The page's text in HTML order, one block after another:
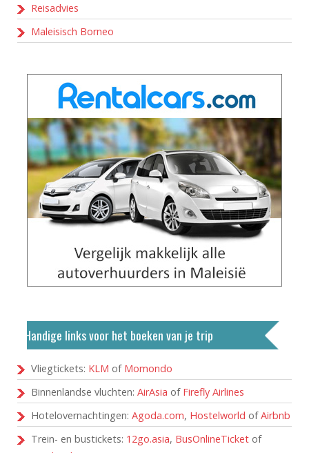
Reisadvies
Maleisisch Borneo
Handige links voor het boeken van je trip
Vliegtickets: KLM of Momondo
Binnenlandse vluchten: AirAsia of Firefly Airlines
Hotelovernachtingen: Agoda.com, Hostelworld ofAirbnb
Trein- en bustickets: 12go.asia, BusOnlineTicket of